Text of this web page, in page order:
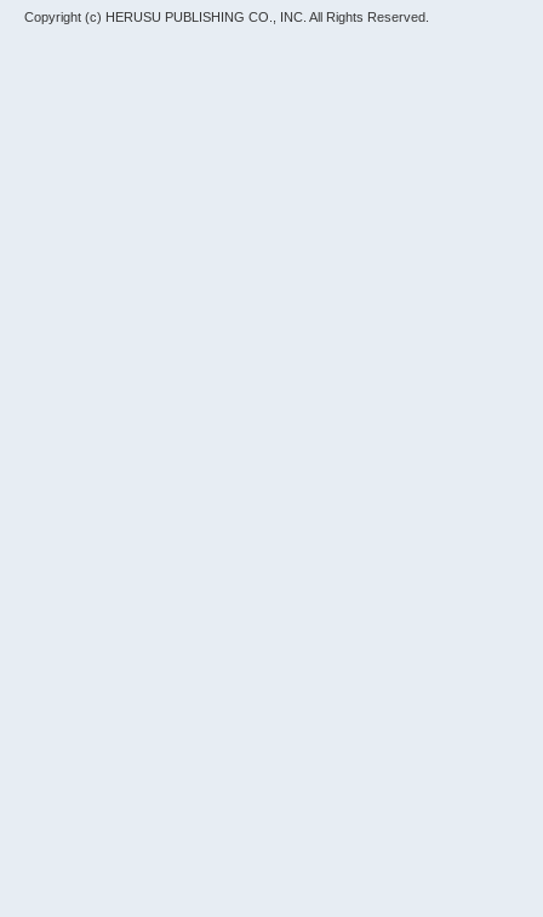
Copyright (c) HERUSU PUBLISHING CO., INC. All Rights Reserved.